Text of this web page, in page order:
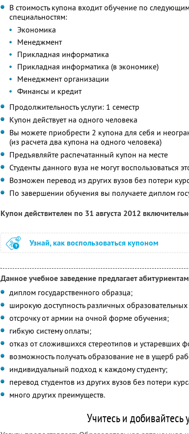
В стоимость купона входит обучение по
специальностям:
Экономика
Менеджмент
Прикладная информатика
Прикладная информатика (в экономике)
Менеджмент организации
Финансы и кредит
Продолжительность услуги: 1 семестр
Купон действует на одного человека
Вы можете приобрести 2 купона для себя и
(из расчета два купона на одного человека)
Предъявляйте распечатанный купон на месте
Студенты данного вуза не могут воспользоваться
Возможен перевод из других вузов без потери
По завершении обучения вы получаете диплом
Купон действителен по 31 августа 2012
Узнай, как воспользоваться купоном
Данное учебное заведение предлагает
диплом государственного образца;
широкую доступность различных
отсрочку от армии на очной форме обучения;
гибкую систему оплаты;
отказ от сложившихся стереотипов и устаревших
возможность получать образование не в ущерб
индивидуальный подход к каждому студенту;
перевод студентов из других вузов без потери
много других преимуществ.
Учитесь и добивайтесь